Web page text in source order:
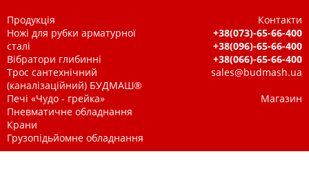
Продукція
Ножі для рубки арматурної
сталі
Вібратори глибинні
Трос сантехнічний
(каналізаційний) БУДМАШ®
Печі «Чудо - грейка»
Пневматичне обладнання
Крани
Грузопідьйомне обладнання
Контакти
+38(073)-65-66-400
+38(096)-65-66-400
+38(066)-65-66-400
sales@budmash.ua
Магазин